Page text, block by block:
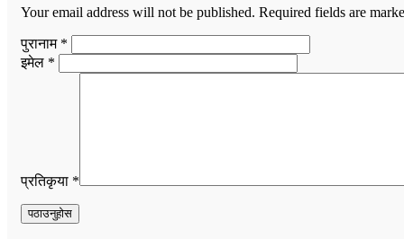
Your email address will not be published. Required fields are
पुरानाम *
इमेल *
प्रतिकृया *